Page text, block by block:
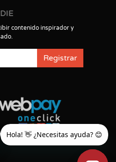
contenido inspirador y
Registrar